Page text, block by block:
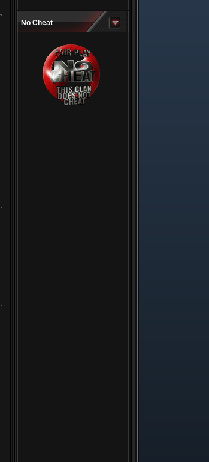
No Cheat